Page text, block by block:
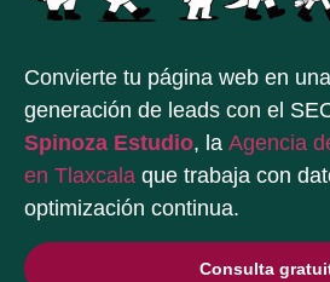
Convierte tu página web en
generación de leads con el
Spinoza Estudio, la Agencia
en Tlaxcala que trabaja con
optimización continua.
Consulta